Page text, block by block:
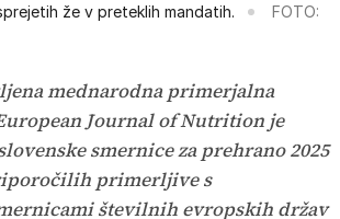
že v preteklih mandatih.
FOTO:
mednarodna primerjalna
Journal of Nutrition je
smernice za prehrano 2025
primerljive s
številnih evropskih držav